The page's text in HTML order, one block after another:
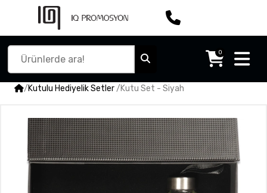
0
/Kutulu Hediyelik Setler/Kutu Set - Siyah